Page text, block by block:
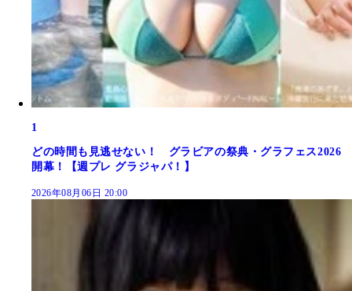
1
どの時間も見逃せない！ グラビアの祭典・グラフェス2026
開幕！【週プレ グラジャパ！】
2026年08月06日 20:00